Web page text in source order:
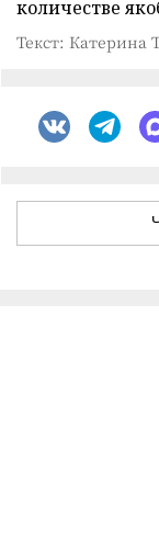
количестве
Текст: Катерина